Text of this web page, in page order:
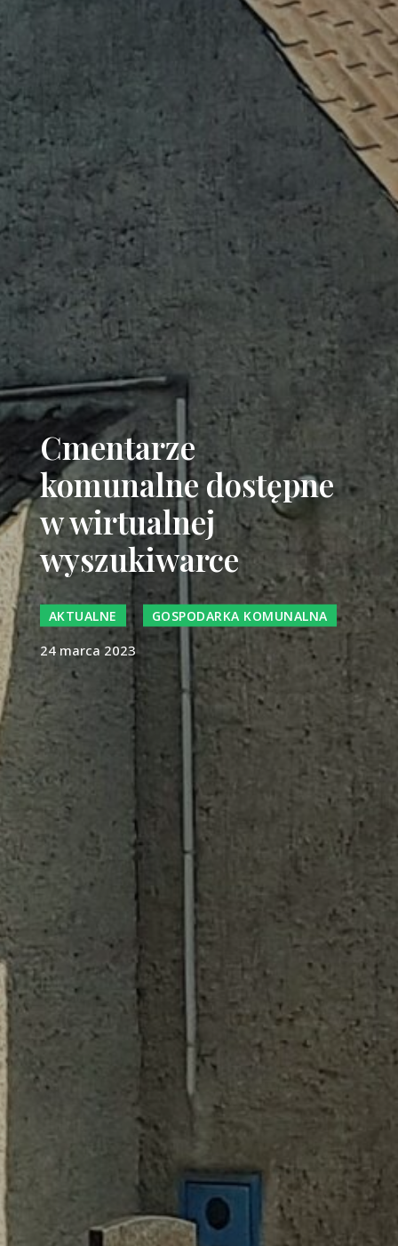
Cmentarze
komunalne dostępne
w wirtualnej
wyszukiwarce
AKTUALNE GOSPODARKA KOMUNALNA
24 marca 2023